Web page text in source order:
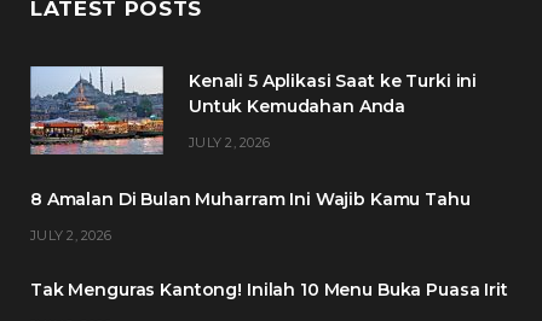
b
t
a
e
LATEST POSTS
Kenali 5 Aplikasi Saat ke Turki ini
Untuk Kemudahan Anda
JULY 2, 2026
8 Amalan Di Bulan Muharram Ini Wajib Kamu Tahu
JULY 2, 2026
Tak Menguras Kantong! Inilah 10 Menu Buka Puasa Irit